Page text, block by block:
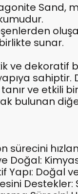
Sand,
sunar.
ve dekoratif
sahiptir.
ve etkili
bulunan
sürecini
Doğal:
Yapı: Doğal